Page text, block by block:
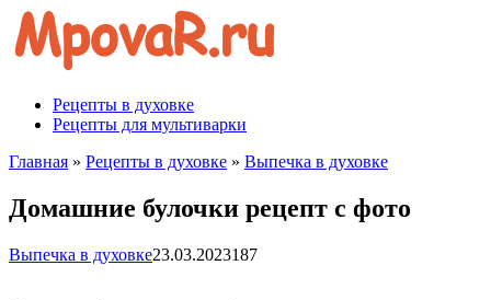
Перейти
контенту
Рецепты в духовке
Рецепты для мультиварки
Главная » Рецепты в духовке » Выпечка в духовке
Домашние булочки рецепт с фото
Выпечка в духовке23.03.2023187